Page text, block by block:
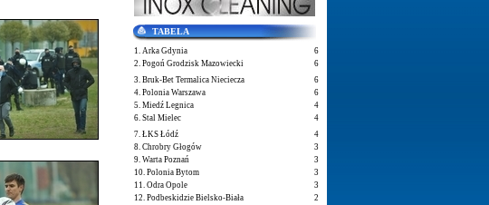
TABELA
1. Arka Gdynia
6
2. Pogoń Grodzisk Mazowiecki
6
3. Bruk-Bet Termalica Nieciecza
6
4. Polonia Warszawa
6
5. Miedź Legnica
4
6. Stal Mielec
4
7. ŁKS Łódź
4
8. Chrobry Głogów
3
9. Warta Poznań
3
10. Polonia Bytom
3
11. Odra Opole
3
12. Podbeskidzie Bielsko-Biała
2